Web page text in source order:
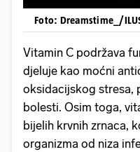
Foto: Dreamstime_/
Vitamin C podržava
djeluje kao moćni
oksidacijskog stresa,
bolesti. Osim toga,
bijelih krvnih zrnaca,
organizma od niza